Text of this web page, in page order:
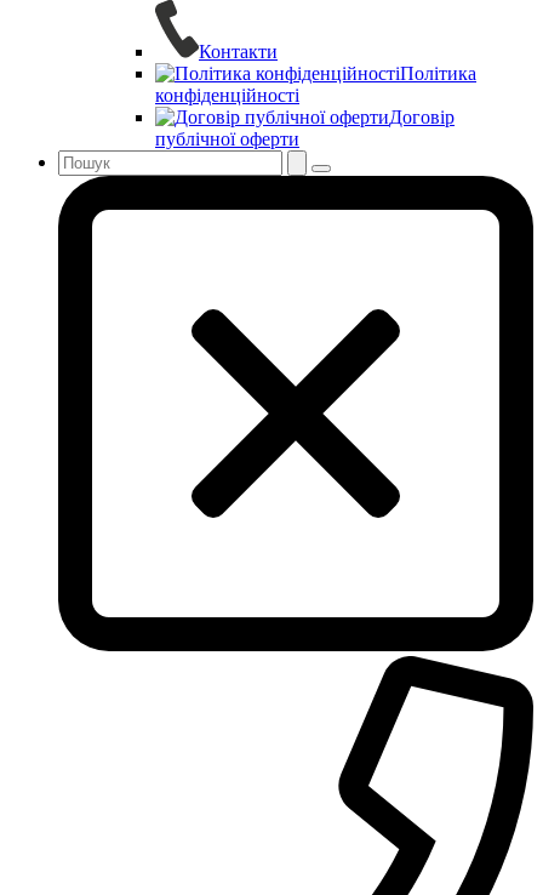
Контакти
Політика
конфіденційності
Договір
публічної оферти